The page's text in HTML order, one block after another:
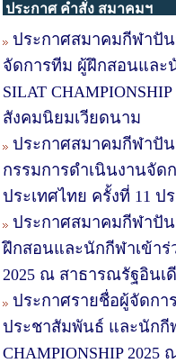
ประกาศ คำสั่ง สมาคมฯ
ประกาศสมาคมกีฬาปัน
จัดการทีม ผู้ฝึกสอนและ
SILAT
สังคมนิยมเวียดนาม
ประกาศสมาคมกีฬาปัน
กรรมการดำเนินงานจั
ประเทศไทย ครั้งที่ 11 ป
ประกาศสมาคมกีฬาปั
ฝึกสอนและนักกีฬาเข้าร่ว
2025 ณ สาธารณรัฐอินเดี
ประกาศรายชื่อผู้จัดก
ประชาสัมพันธ์ และนักกีฬ
CHAMPIONSHIP